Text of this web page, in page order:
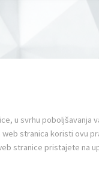
kako i u koje
nas" na našoj
u svrhu poboljšavanja
stranica koristi ovu
stranice pristajete na